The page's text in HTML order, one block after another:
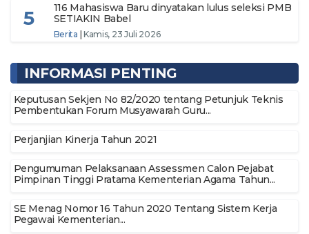
5
116 Mahasiswa Baru dinyatakan lulus seleksi PMB
SETIAKIN Babel
Berita | Kamis, 23 Juli 2026
INFORMASI PENTING
Keputusan Sekjen No 82/2020 tentang Petunjuk Teknis
Pembentukan Forum Musyawarah Guru...
Perjanjian Kinerja Tahun 2021
Pengumuman Pelaksanaan Assessmen Calon Pejabat
Pimpinan Tinggi Pratama Kementerian Agama Tahun...
SE Menag Nomor 16 Tahun 2020 Tentang Sistem Kerja
Pegawai Kementerian...